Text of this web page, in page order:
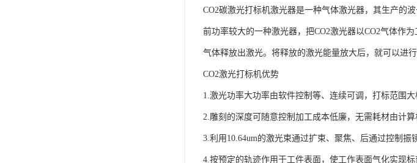
CO2碳激光打标机激光器是一种气体激光器，其生产的
前功率较大的一种激光器，把CO2激光器以CO2气体作
气体释放出激光。将释放的激光能量放大后，就可以进
CO2激光打标机优势
1.激光功率大功率由软件控制等、连续可调，打标范围
2.雕刻的深度可随意控制加工成本低廉，无需耗材由计
3.利用10.64um的激光束通过扩束、聚焦、后通过控制振
4.按预定的轨迹作用于工件表面，使工作表面气化实现标